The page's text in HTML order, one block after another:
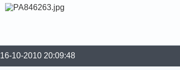
16-10-2010 20:09:48